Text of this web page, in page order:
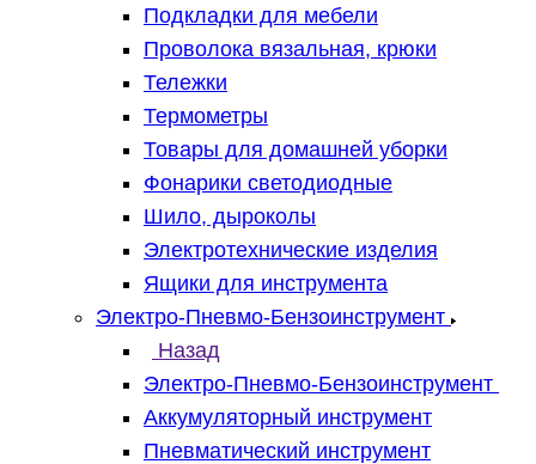
Подкладки для мебели
Проволока вязальная, крюки
Тележки
Термометры
Товары для домашней уборки
Фонарики светодиодные
Шило, дыроколы
Электротехнические изделия
Ящики для инструмента
Электро-Пневмо-Бензоинструмент
Назад
Электро-Пневмо-Бензоинструмент
Аккумуляторный инструмент
Пневматический инструмент